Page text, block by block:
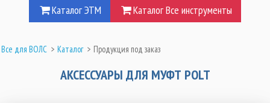
Каталог ЭТМ Каталог Все инструменты
Все для ВОЛС > Каталог > Продукция под заказ
АКСЕССУАРЫ ДЛЯ МУФТ POLT